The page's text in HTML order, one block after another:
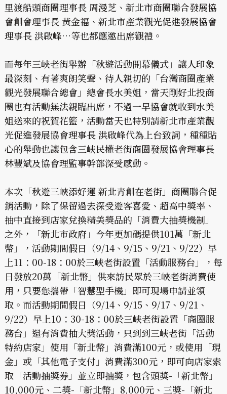
里渡船頭商圈理事長 周漫芝、新北市商圈聯合發展協
會創會理事長 黃金福、新北市產業觀光促進發展協會
理事長 洪啟峰…等也都應邀出席觀禮。
而每年三峽老街舉辦「秋遊活動開幕儀式」讓人印象
最深刻、有著爽朗笑聲、待人親切的「台灣商圈產業
觀光發展聯合總會」總會長水美姐，當天剛好北投商
圈也有活動無法親臨出席，不過一早協會就收到水美
姐送來的祝賀花籃，活動當天也特別請新北市產業觀
光促進發展協會理事長 洪啟峰代為上台致詞，種種貼
心的舉動也讓包含三峽民權老街商圈發展協會理事長
林豐斌及協會理監事幹部深受感動。
本次「秋遊三峽添好運 新北青創在老街」商圈聯合促
銷活動，除了保留過去深受遊客喜愛、超高中獎率、
抽中直接到店家兌換精美獎品的「消費大抽獎機制」
之外，「新北市政府」今年更加碼提供101萬「新北
幣」，活動期間假日（9/14、9/15、9/21、9/22）早
上11：00-18：00於三峽老街設置「活動服務台」，每
日發放20萬「新北幣」供來訪民眾於三峽老街消費使
用，只要您攜帶「智慧型手機」即可現場申請並領
取。而活動期間假日（9/14、9/15、9/17、9/21、
9/22）早上10：30-18：00於三峽老街設置「商圈服
務台」還有消費抽大獎活動，只到到三峽老街「活動
特約店家」使用「新北幣」消費滿100元，或使用「現
金」或「其他電子支付」消費滿300元，即可向店家索
取「活動抽獎券」並立即抽獎，包含頭獎-「新北幣」
10,000元、二獎-「新北幣」8,000元、三獎-「新北